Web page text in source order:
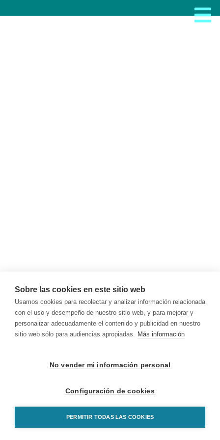
Sobre las cookies en este sitio web
Usamos cookies para recolectar y analizar información relacionada
con el uso y desempeño de nuestro sitio web, y para mejorar y
personalizar adecuadamente el contenido y publicidad en nuestro
sitio web sólo para audiencias apropiadas. Más información
No vender mi información personal
Configuración de cookies
PERMITIR TODAS LAS COOKIES